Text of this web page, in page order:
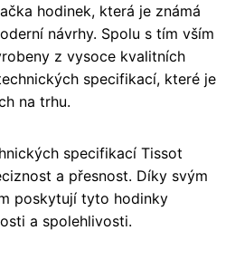
hodinek, která je známá
návrhy. Spolu s tím vším
z vysoce kvalitních
specifikací, které je
na trhu.
specifikací Tissot
a přesnost. Díky svým
poskytují tyto hodinky
a spolehlivosti.